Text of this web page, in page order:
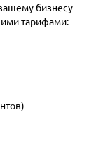
бизнесу
тарифами: